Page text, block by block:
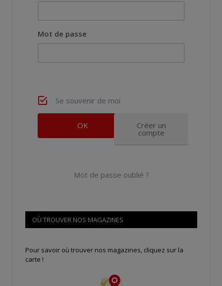
Mot de passe
Se souvenir de moi
Créer un
compte
Mot de passe oublié ?
OÙ TROUVER NOS MAGAZINES
Pour savoir où trouver nos magazines, cliquez sur la
carte !